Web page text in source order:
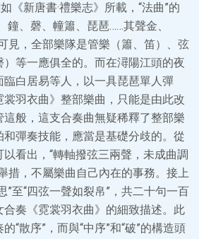
《新唐書·禮樂志》所載，“法曲”的
鐘、磬、幢簫、琵琶……其聲金、
見，全部樂隊是管樂（簫、笛）、弦
等一應俱全的。而在潯陽江頭的夜
白居易等人，以一具琵琶單人彈
羽衣曲》整部樂曲，只能是由此改
般，這支合奏曲無疑稀釋了整部樂
彈奏技能，應當是基礎分歧的。從
以看出，“轉軸撥弦三兩聲，未成曲調
措，不屬樂曲自己內在的事務。接上
”至“四弦一聲如裂帛”，共二十句一百
合奏《霓裳羽衣曲》的細致描述。此
“散序”，而與“中序”和“破”的構造頭